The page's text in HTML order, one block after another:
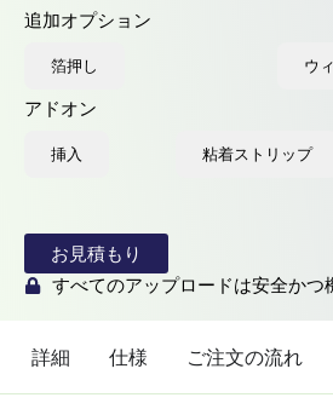
追加オプション
箔押し ウ
アドオン
挿入 粘着ストリップ
お見積もり
すべてのアップロードは安全かつ
詳細 仕様 ご注文の流れ